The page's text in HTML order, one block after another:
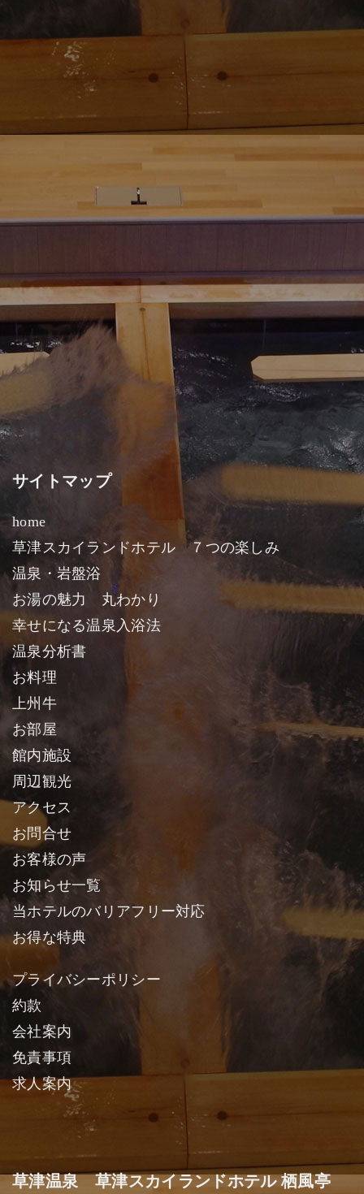
サイトマップ
home
草津スカイランドホテル ７つの楽しみ
温泉・岩盤浴
お湯の魅力 丸わかり
幸せになる温泉入浴法
温泉分析書
お料理
上州牛
お部屋
館内施設
周辺観光
アクセス
お問合せ
お客様の声
お知らせ一覧
当ホテルのバリアフリー対応
お得な特典
プライバシーポリシー
約款
会社案内
免責事項
求人案内
草津温泉 草津スカイランドホテル 栖風亭